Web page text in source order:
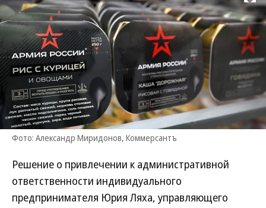
Фото: Александр Миридонов, Коммерсантъ
Решение о привлечении к административной
ответственности индивидуального
предпринимателя Юрия Ляха, управляющего